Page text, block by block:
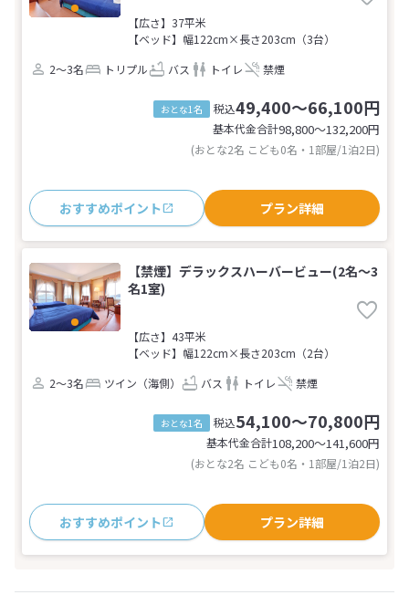
【広さ】37平米
【ベッド】幅122cm×長さ203cm（3台）
2～3名
トリプル バス トイレ 禁煙
おとな1名 税込49,400～66,100円
基本代金合計98,800〜132,200円
(おとな2名 こども0名・1部屋/1泊2日)
おすすめポイント プラン詳細
【禁煙】デラックスハーバービュー(2名～3
名1室)
【広さ】43平米
【ベッド】幅122cm×長さ203cm（2台）
2～3名
ツイン（海側） バス トイレ 禁煙
おとな1名 税込54,100～70,800円
基本代金合計108,200〜141,600円
(おとな2名 こども0名・1部屋/1泊2日)
おすすめポイント プラン詳細